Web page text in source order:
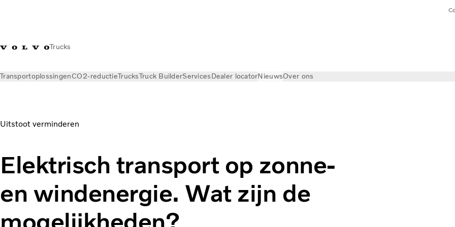
Trucks
TransportoplossingenCO2-reductieTrucksTruck BuilderServicesDealer locatorNieuwsOver ons
Uitstoot verminderen
Elektrisch transport op zonne-
en windenergie. Wat zijn de